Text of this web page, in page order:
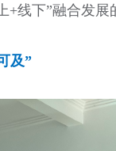
+线下”融合发展
及”